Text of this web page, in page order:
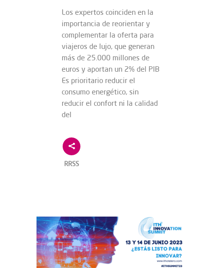
Los expertos coinciden en la
importancia de reorientar y
complementar la oferta para
viajeros de lujo, que generan
más de 25.000 millones de
euros y aportan un 2% del PIB
Es prioritario reducir el
consumo energético, sin
reducir el confort ni la calidad
del
RRSS